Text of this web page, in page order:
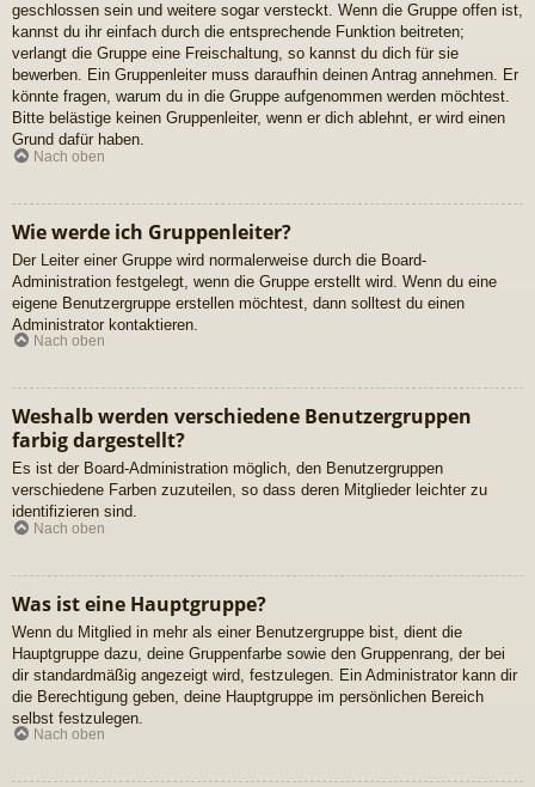
geschlossen sein und weitere sogar versteckt. Wenn die Gruppe offen ist,
kannst du ihr einfach durch die entsprechende Funktion beitreten;
verlangt die Gruppe eine Freischaltung, so kannst du dich für sie
bewerben. Ein Gruppenleiter muss daraufhin deinen Antrag annehmen. Er
könnte fragen, warum du in die Gruppe aufgenommen werden möchtest.
Bitte belästige keinen Gruppenleiter, wenn er dich ablehnt, er wird einen
Grund dafür haben.
Nach oben
Wie werde ich Gruppenleiter?
Der Leiter einer Gruppe wird normalerweise durch die Board-
Administration festgelegt, wenn die Gruppe erstellt wird. Wenn du eine
eigene Benutzergruppe erstellen möchtest, dann solltest du einen
Administrator kontaktieren.
Nach oben
Weshalb werden verschiedene Benutzergruppen
farbig dargestellt?
Es ist der Board-Administration möglich, den Benutzergruppen
verschiedene Farben zuzuteilen, so dass deren Mitglieder leichter zu
identifizieren sind.
Nach oben
Was ist eine Hauptgruppe?
Wenn du Mitglied in mehr als einer Benutzergruppe bist, dient die
Hauptgruppe dazu, deine Gruppenfarbe sowie den Gruppenrang, der bei
dir standardmäßig angezeigt wird, festzulegen. Ein Administrator kann dir
die Berechtigung geben, deine Hauptgruppe im persönlichen Bereich
selbst festzulegen.
Nach oben